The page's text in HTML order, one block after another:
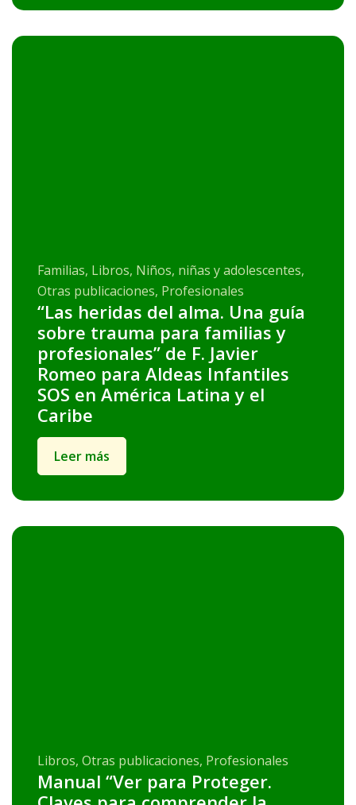
Familias, Libros, Niños, niñas y adolescentes,
Otras publicaciones, Profesionales
“Las heridas del alma. Una guía
sobre trauma para familias y
profesionales” de F. Javier
Romeo para Aldeas Infantiles
SOS en América Latina y el
Caribe
Leer más
Libros, Otras publicaciones, Profesionales
Manual “Ver para Proteger.